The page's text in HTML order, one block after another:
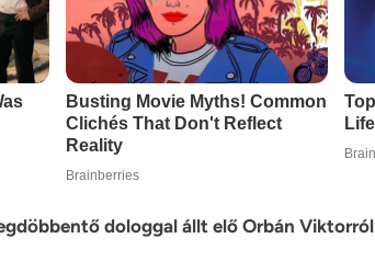
dologgal állt elő Orbán Viktorról